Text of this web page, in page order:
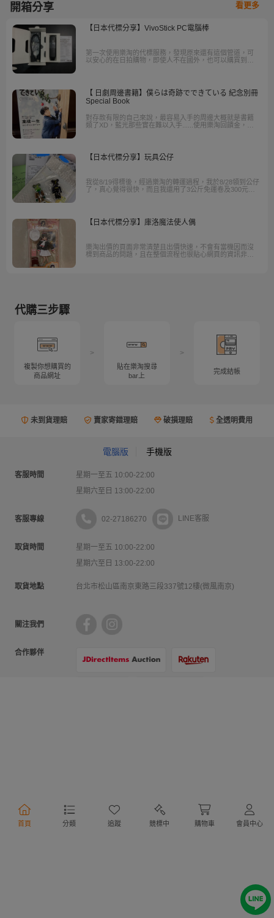
開箱分享 看更多
【日本代標分享】VivoStick PC電腦棒
第一次使用樂淘的代標服務，發現原來還有這個管道，可
以安心的在日拍購物，即使人不在國外，也可以購買到國
【 日劇周邊書籍】僕らは奇跡でできている 紀念別冊
Special Book
對存款有限的自己來說，最容易入手的周邊大概就是書籍
類了XD，藍光那些實在難以入手......使用樂淘回饋金，基
【日本代標分享】玩具公仔
我從8/19得標後，經過樂淘的轉運過程，我於8/28領到公仔
了，真心覺得很快，而且我還用了3公斤免運卷及300元回
【日本代標分享】庫洛魔法使人偶
樂淘出價的頁面非常清楚且出價快速，不會有當機因而沒
標到商品的問題，且在整個流程也很貼心網頁的資訊非常
代購三步驟
複製你想購買的
商品網址
>
貼在樂淘搜尋
bar上
>
完成結帳
未到貨理賠 賣家寄錯理賠 破損理賠 全透明費用
首頁 分類 追蹤 競標中 購物車 會員中心
電腦版 手機版
客服時間
星期一至五 10:00-22:00
星期六至日 13:00-22:00
客服專線 02-27186270 LINE客服
取貨時間
星期一至五 10:00-22:00
星期六至日 13:00-22:00
取貨地點 台北市松山區南京東路三段337號12樓(微風南京)
關注我們
合作夥伴